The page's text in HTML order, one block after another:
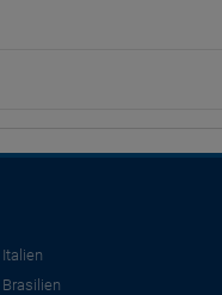
Italien
Brasilien